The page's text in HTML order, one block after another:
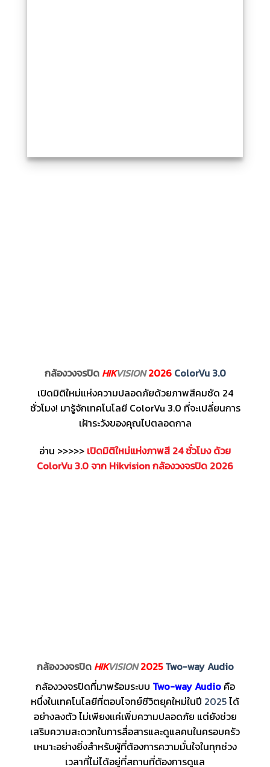
กล้องวงจรปิด HIKVISION 2026 ColorVu 3.0
เปิดมิติใหม่แห่งความปลอดภัยด้วยภาพสีคมชัด 24
ชั่วโมง! มารู้จักเทคโนโลยี ColorVu 3.0 ที่จะเปลี่ยนการ
เฝ้าระวังของคุณไปตลอดกาล
อ่าน >>>>> เปิดมิติใหม่แห่งภาพสี 24 ชั่วโมง ด้วย
ColorVu 3.0 จาก Hikvision กล้องวงจรปิด 2026
กล้องวงจรปิด HIKVISION 2025 Two-way Audio
กล้องวงจรปิดที่มาพร้อมระบบ Two-way Audioคือ
หนึ่งในเทคโนโลยีที่ตอบโจทย์ชีวิตยุคใหม่ในปี 2025ได้
อย่างลงตัว ไม่เพียงแค่เพิ่มความปลอดภัย แต่ยังช่วย
เสริมความสะดวกในการสื่อสารและดูแลคนในครอบครัว
เหมาะอย่างยิ่งสำหรับผู้ที่ต้องการความมั่นใจในทุกช่วง
เวลาที่ไม่ได้อยู่ที่สถานที่ต้องการดูแล